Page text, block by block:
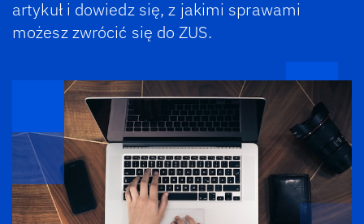
artykuł i dowiedz się, z jakimi sprawami
możesz zwrócić się do ZUS.